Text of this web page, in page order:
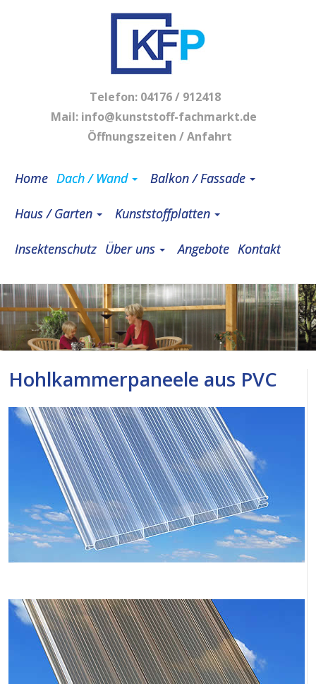
Telefon: 04176 / 912418
Mail: info@kunststoff-fachmarkt.de
Öffnungszeiten / Anfahrt
Home Dach / Wand Balkon / Fassade
Haus / Garten Kunststoffplatten
Insektenschutz Über uns Angebote Kontakt
Hohlkammerpaneele aus PVC